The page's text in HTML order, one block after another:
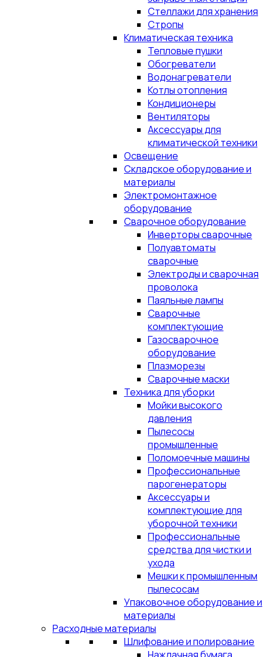
Стеллажи для хранения
Стропы
Климатическая техника
Тепловые пушки
Обогреватели
Водонагреватели
Котлы отопления
Кондиционеры
Вентиляторы
Аксессуары для
климатической техники
Освещение
Складское оборудование и
материалы
Электромонтажное
оборудование
Сварочное оборудование
Инверторы сварочные
Полуавтоматы
сварочные
Электроды и сварочная
проволока
Паяльные лампы
Сварочные
комплектующие
Газосварочное
оборудование
Плазморезы
Сварочные маски
Техника для уборки
Мойки высокого
давления
Пылесосы
промышленные
Поломоечные машины
Профессиональные
парогенераторы
Аксессуары и
комплектующие для
уборочной техники
Профессиональные
средства для чистки и
ухода
Мешки к промышленным
пылесосам
Упаковочное оборудование и
материалы
Расходные материалы
Шлифование и полирование